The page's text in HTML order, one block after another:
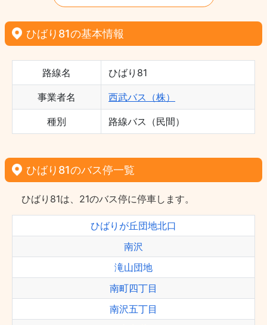
ひばり81の基本情報
路線名 ひばり81
事業者名 西武バス（株）
種別 路線バス（民間）
ひばり81のバス停一覧
ひばり81は、21のバス停に停車します。
ひばりが丘団地北口
南沢
滝山団地
南町四丁目
南沢五丁目